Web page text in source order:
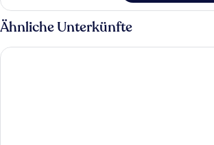
Dreibettzimmer,
eingeschränkter
Meerblick
Ähnliche Unterkünfte
Lara Diamond Hotel